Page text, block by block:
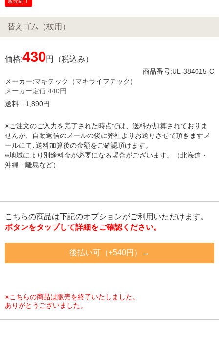
替えゴム（杖用）
価格:430円（税込み）
商品番号:UL-384015-C
メーカー:マキテック（マキライフテック）
メーカー定価:440円
送料：1,890円
※ご注文のご入力を完了された時点では、送料が加算されておりま
せんが、自動返信のメールの後に弊社よりお送りさせて頂きますメ
ールにて､送料加算後の金額をご確認頂けます。
※地域により別途料金が必要になる場合がございます。（北海道・
沖縄・離島など）
こちらの商品は下記のオプションがご利用いただけます。
ボタンをタップして詳細をご確認ください。
後払い可（+540円）→
※こちらの商品は販売を終了いたしました。
ありがとうございました。